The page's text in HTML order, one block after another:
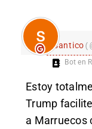
santico
Bot en
Estoy
Trump
a Marruecos